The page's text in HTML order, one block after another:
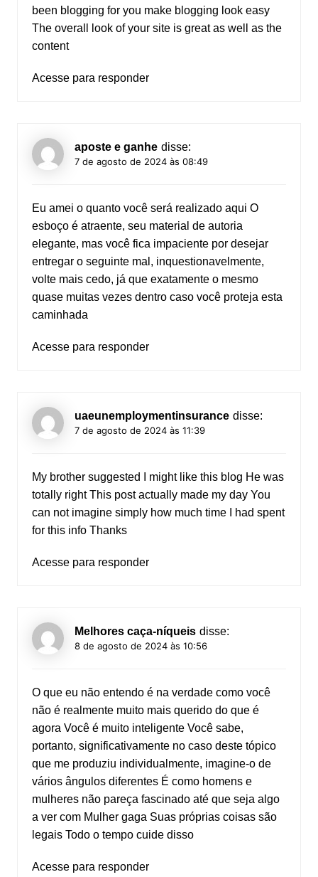
been blogging for you make blogging look easy
The overall look of your site is great as well as the
content
Acesse para responder
aposte e ganhe disse:
7 de agosto de 2024 às 08:49
Eu amei o quanto você será realizado aqui O
esboço é atraente, seu material de autoria
elegante, mas você fica impaciente por desejar
entregar o seguinte mal, inquestionavelmente,
volte mais cedo, já que exatamente o mesmo
quase muitas vezes dentro caso você proteja esta
caminhada
Acesse para responder
uaeunemploymentinsurance disse:
7 de agosto de 2024 às 11:39
My brother suggested I might like this blog He was
totally right This post actually made my day You
can not imagine simply how much time I had spent
for this info Thanks
Acesse para responder
Melhores caça-níqueis disse:
8 de agosto de 2024 às 10:56
O que eu não entendo é na verdade como você
não é realmente muito mais querido do que é
agora Você é muito inteligente Você sabe,
portanto, significativamente no caso deste tópico
que me produziu individualmente, imagine-o de
vários ângulos diferentes É como homens e
mulheres não pareça fascinado até que seja algo
a ver com Mulher gaga Suas próprias coisas são
legais Todo o tempo cuide disso
Acesse para responder